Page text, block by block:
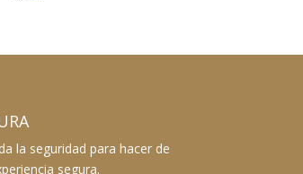
la seguridad para hacer de
segura.